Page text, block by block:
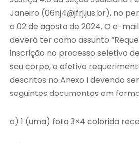
Janeiro (06nj4@jfrj.jus.br), no
a 02 de agosto de 2024. O e-
deverá ter como assunto
inscrição no processo seletivo
seu corpo, o efetivo
descritos no Anexo I devendo
seguintes documentos em
a) 1 (uma) foto 3×4 colorida